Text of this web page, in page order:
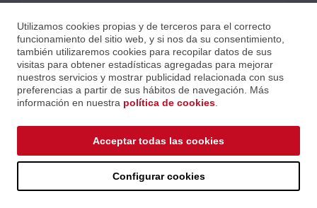
DECODIFICADOR MULTI-CÓDEC 4K60 MWC/DANTE AV-A
Utilizamos cookies propias y de terceros para el correcto
funcionamiento del sitio web, y si nos da su consentimiento,
también utilizaremos cookies para recopilar datos de sus
visitas para obtener estadísticas agregadas para mejorar
nuestros servicios y mostrar publicidad relacionada con sus
preferencias a partir de sus hábitos de navegación. Más
información en nuestra política de cookies
Configurar cookies
Acceptar todas las cookies